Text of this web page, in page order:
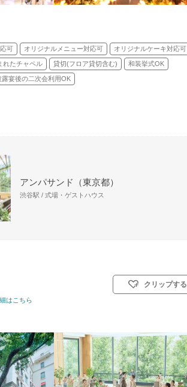
可 オリジナルメニュー対応可 オリジナルケーキ対応可
れたチャペル 貸切(フロア貸切含む) 和装挙式OK
露宴後の二次会利用OK
アンパサンド（東京都）
渋谷駅 / 式場・ゲストハウス
ル: 教会式(キリスト教式)／人前式
はこちら
クリップする